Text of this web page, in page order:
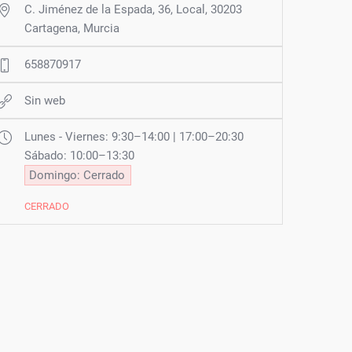
C. Jiménez de la Espada, 36, Local, 30203
Cartagena, Murcia
658870917
Sin web
Lunes - Viernes: 9:30–14:00 | 17:00–20:30
Sábado: 10:00–13:30
Domingo: Cerrado
CERRADO